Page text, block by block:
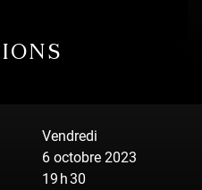
un souffle déferlant prend
américaine qui dispensait
dans le journal.
de Dorothy Dix, qui
Vendredi
6 octobre 2023
19 h 30